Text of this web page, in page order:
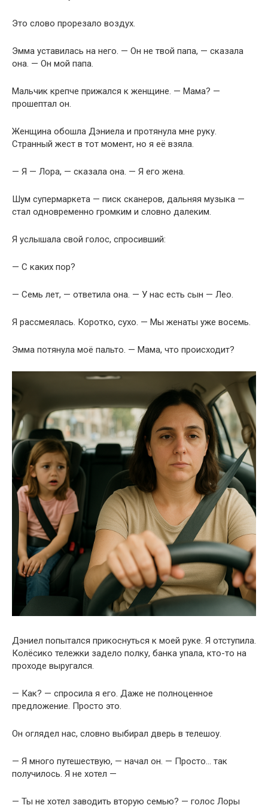
Это слово прорезало воздух.
Эмма уставилась на него. — Он не твой папа, — сказала
она. — Он мой папа.
Мальчик крепче прижался к женщине. — Мама? —
прошептал он.
Женщина обошла Дэниела и протянула мне руку.
Странный жест в тот момент, но я её взяла.
— Я — Лора, — сказала она. — Я его жена.
Шум супермаркета — писк сканеров, дальняя музыка —
стал одновременно громким и словно далеким.
Я услышала свой голос, спросивший:
— С каких пор?
— Семь лет, — ответила она. — У нас есть сын — Лео.
Я рассмеялась. Коротко, сухо. — Мы женаты уже восемь.
Эмма потянула моё пальто. — Мама, что происходит?
Дэниел попытался прикоснуться к моей руке. Я отступила.
Колёсико тележки задело полку, банка упала, кто-то на
проходе выругался.
— Как? — спросила я его. Даже не полноценное
предложение. Просто это.
Он оглядел нас, словно выбирал дверь в телешоу.
— Я много путешествую, — начал он. — Просто… так
получилось. Я не хотел —
— Ты не хотел заводить вторую семью? — голос Лоры